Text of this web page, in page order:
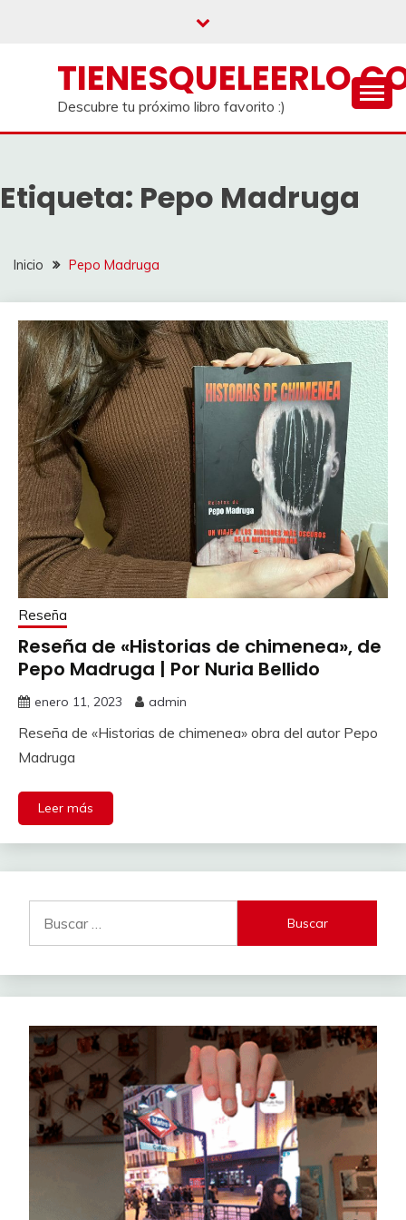
Descubre tu próximo libro favorito :)
Etiqueta: Pepo Madruga
Inicio Pepo Madruga
Reseña
Reseña de «Historias de chimenea», de
Pepo Madruga | Por Nuria Bellido
enero 11, 2023 admin
Reseña de «Historias de chimenea» obra del autor Pepo
Madruga
Leer más